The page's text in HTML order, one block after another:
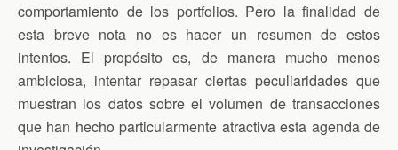
comportamiento de los portfolios. Pero la finalidad de
esta breve nota no es hacer un resumen de estos
intentos. El propósito es, de manera mucho menos
ambiciosa, intentar repasar ciertas peculiaridades que
muestran los datos sobre el volumen de transacciones
que han hecho particularmente atractiva esta agenda de